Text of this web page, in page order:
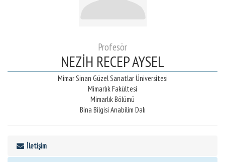
Profesör
NEZİH RECEP AYSEL
Mimar Sinan Güzel Sanatlar Üniversitesi
Mimarlık Fakültesi
Mimarlık Bölümü
Bina Bilgisi Anabilim Dalı
İletişim